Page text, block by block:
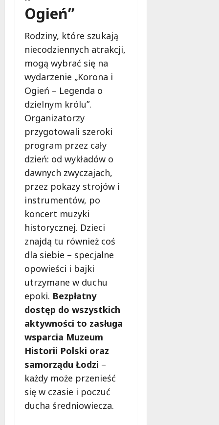
Ogień”
Rodziny, które szukają
niecodziennych atrakcji,
mogą wybrać się na
wydarzenie „Korona i
Ogień – Legenda o
dzielnym królu”.
Organizatorzy
przygotowali szeroki
program przez cały
dzień: od wykładów o
dawnych zwyczajach,
przez pokazy strojów i
instrumentów, po
koncert muzyki
historycznej. Dzieci
znajdą tu również coś
dla siebie – specjalne
opowieści i bajki
utrzymane w duchu
epoki. Bezpłatny
dostęp do wszystkich
aktywności to zasługa
wsparcia Muzeum
Historii Polski oraz
samorządu Łodzi –
każdy może przenieść
się w czasie i poczuć
ducha średniowiecza.